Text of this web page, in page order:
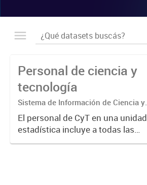
Personal de ciencia y
tecnología
Sistema de Información de Ciencia y
Tecnología Argentino (SICYTAR)
El personal de CyT en una unidad
estadística incluye a todas las
personas involucradas